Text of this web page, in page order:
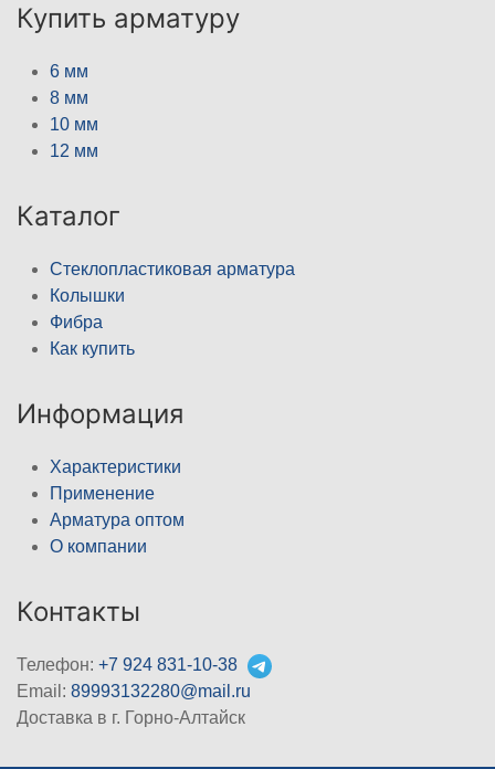
Купить арматуру
6 мм
8 мм
10 мм
12 мм
Каталог
Стеклопластиковая арматура
Колышки
Фибра
Как купить
Информация
Характеристики
Применение
Арматура оптом
О компании
Контакты
Телефон: +7 924 831-10-38
Email: 89993132280@mail.ru
Доставка в г. Горно-Алтайск